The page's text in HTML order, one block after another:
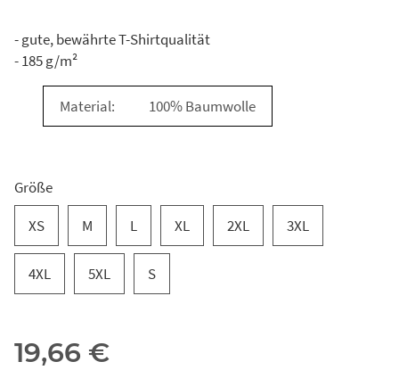
- gute, bewährte T-Shirtqualität
- 185 g/m²
Material: 100% Baumwolle
Größe
XS
M L XL 2XL 3XL
4XL 5XL S
19,66 €